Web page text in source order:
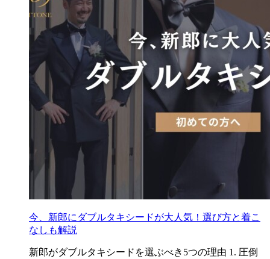
今、新郎にダブルタキシードが大人気！選び方と着こ
なしも解説
新郎がダブルタキシードを選ぶべき5つの理由 1. 圧倒